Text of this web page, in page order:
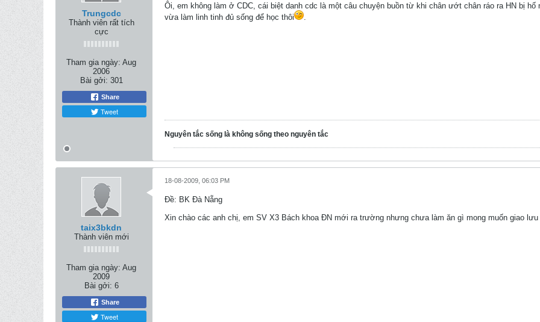
Trungcdc
Thành viên rất tích
cực
Tham gia ngày: Aug
2006
Bài gởi: 301
Share
Tweet
Ôi, em không làm ở CDC, cái biệt danh cdc là một câu chuyện buồn từ khi chân ướt chân ráo ra HN bị hố
vừa làm linh tinh đủ sống để học thôi
.
Nguyên tắc sống là không sống theo nguyên tắc
taix3bkdn
Thành viên mới
Tham gia ngày: Aug
2009
Bài gởi: 6
Share
Tweet
18-08-2009, 06:03 PM
Ðề: BK Đà Nẵng
Xin chào các anh chị, em SV X3 Bách khoa ĐN mới ra trường nhưng chưa làm ăn gì mong muốn giao